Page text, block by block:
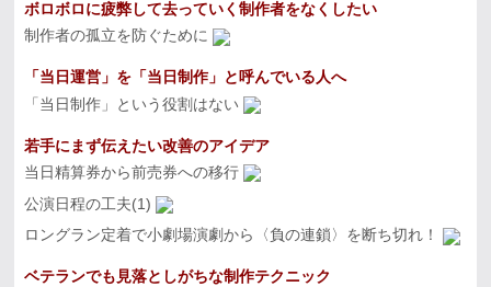
ボロボロに疲弊して去っていく制作者をなくしたい
制作者の孤立を防ぐために
「当日運営」を「当日制作」と呼んでいる人へ
「当日制作」という役割はない
若手にまず伝えたい改善のアイデア
当日精算券から前売券への移行
公演日程の工夫(1)
ロングラン定着で小劇場演劇から〈負の連鎖〉を断ち切れ！
ベテランでも見落としがちな制作テクニック